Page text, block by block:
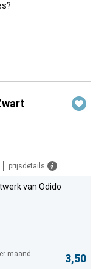
prijsdetails
van Odido
maand
3,50